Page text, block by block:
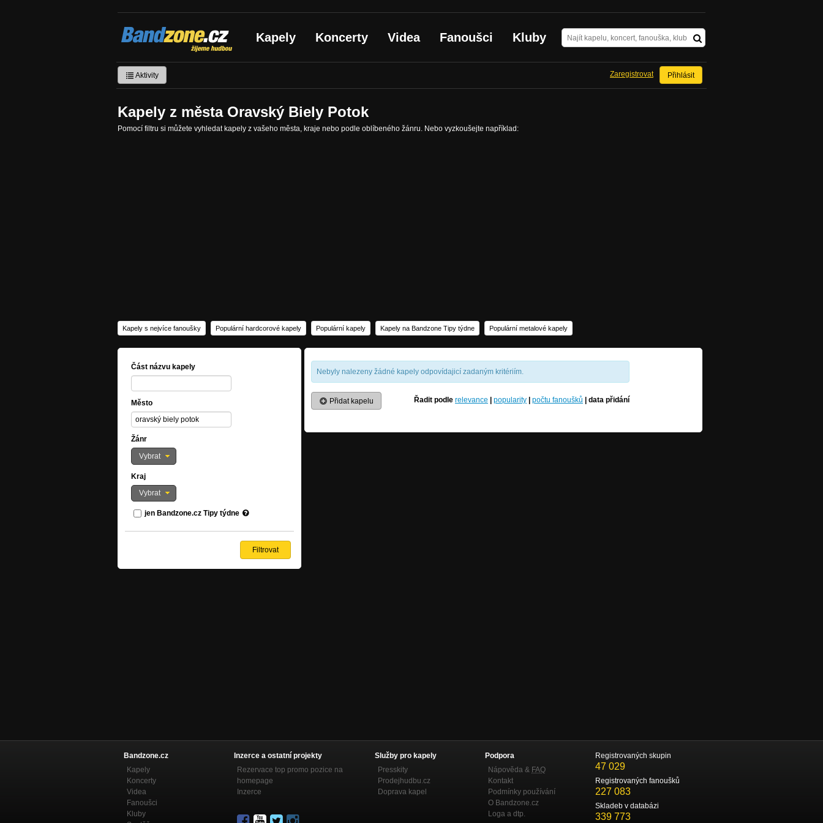
Bandzone.cz
žijeme hudbou Kapely Koncerty Videa Fanoušci Kluby
Aktivity Přihlásit
Zaregistrovat
Kapely z města Oravský Biely Potok
Pomocí filtru si můžete vyhledat kapely z vašeho města, kraje nebo podle oblíbeného žánru. Nebo vyzkoušejte například:
Kapely s nejvíce fanoušky Populární hardcorové kapely Populární kapely Kapely na Bandzone Tipy týdne Populární metalové kapely
Část názvu kapely
Město
Žánr
Vybrat
Kraj
Vybrat
jen Bandzone.cz Tipy týdne
Nebyly nalezeny žádné kapely odpovídajicí zadaným kritériím.
Přidat kapelu Řadit podle relevance popularity počtu fanoušků data přidání
Bandzone.cz
Kapely
Koncerty
Videa
Fanoušci
Kluby
Inzerce a ostatní projekty
Rezervace top promo pozice na
homepage
Inzerce
Služby pro kapely
Presskity
Prodejhudbu.cz
Doprava kapel
Podpora
Nápověda & FAQ
Kontakt
Podmínky používání
O Bandzone.cz
Loga a dtp.
Registrovaných skupin
47 029
Registrovaných fanoušků
227 083
Skladeb v databázi
339 773